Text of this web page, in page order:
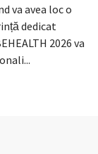
va avea loc o
dedicat
2026 va